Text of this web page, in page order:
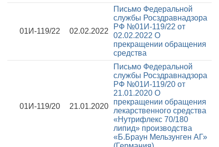
01И-119/22 02.02.2022
Письмо Федеральной
службы Росздравнадзора
РФ №01И-119/22 от
02.02.2022 О
прекращении обращения
средства
01И-119/20 21.01.2020
Письмо Федеральной
службы Росздравнадзора
РФ №01И-119/20 от
21.01.2020 О
прекращении обращения
лекарственного средства
«Нутрифлекс 70/180
липид» производства
«Б.Браун Мельзунген АГ»